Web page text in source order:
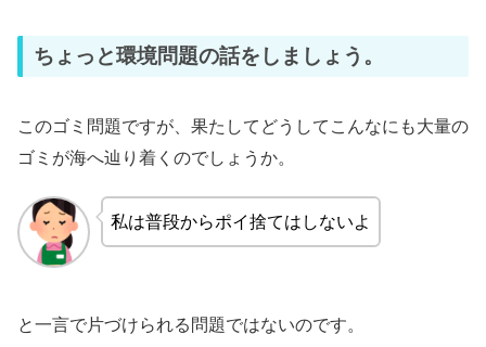
ちょっと環境問題の話をしましょう。
このゴミ問題ですが、果たしてどうしてこんなにも大量の
ゴミが海へ辿り着くのでしょうか。
私は普段からポイ捨てはしないよ
と一言で片づけられる問題ではないのです。